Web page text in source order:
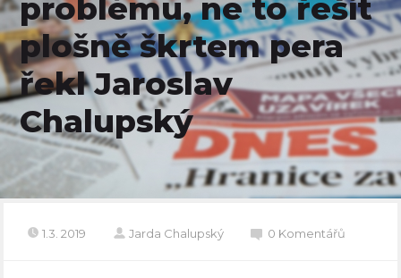
problému, ne to řešit
plošně škrtem pera
řekl Jaroslav
Chalupský
1.3. 2019 Jarda Chalupský 0 Komentářů